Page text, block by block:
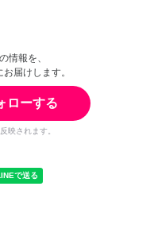
情報を、
届けします。
ローする
映されます。